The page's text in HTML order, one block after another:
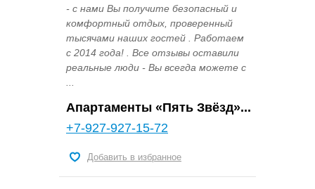
- с нами Вы получите безопасный и
комфортный отдых, проверенный
тысячами наших гостей . Работаем
с 2014 года! . Все отзывы оставили
реальные люди - Вы всегда можете с
Апартаменты «Пять Звёзд»...
+7-927-927-15-72
Добавить в избранное